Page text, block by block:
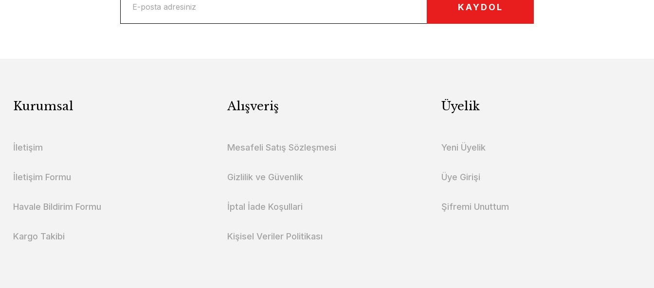
KAYDOL
Kurumsal
İletişim
İletişim Formu
Havale Bildirim Formu
Kargo Takibi
Alışveriş
Mesafeli Satış Sözleşmesi
Gizlilik ve Güvenlik
İptal İade Koşullari
Kişisel Veriler Politikası
Üyelik
Yeni Üyelik
Üye Girişi
Şifremi Unuttum